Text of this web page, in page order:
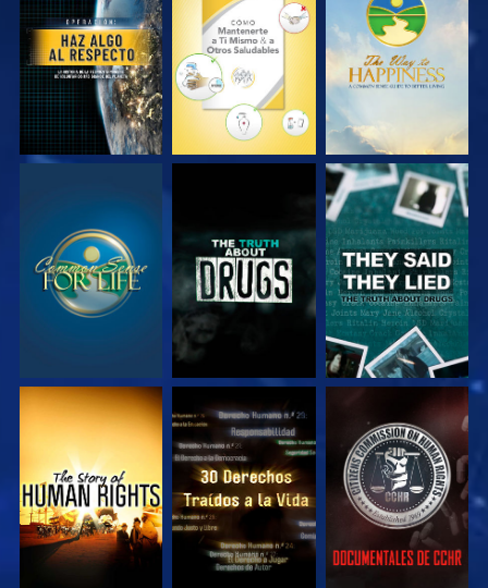
VE VE VE
VE VE
VE VE VE